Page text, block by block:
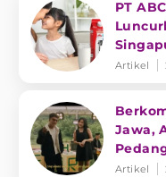
PT
Artikel
Jawa,
Artikel